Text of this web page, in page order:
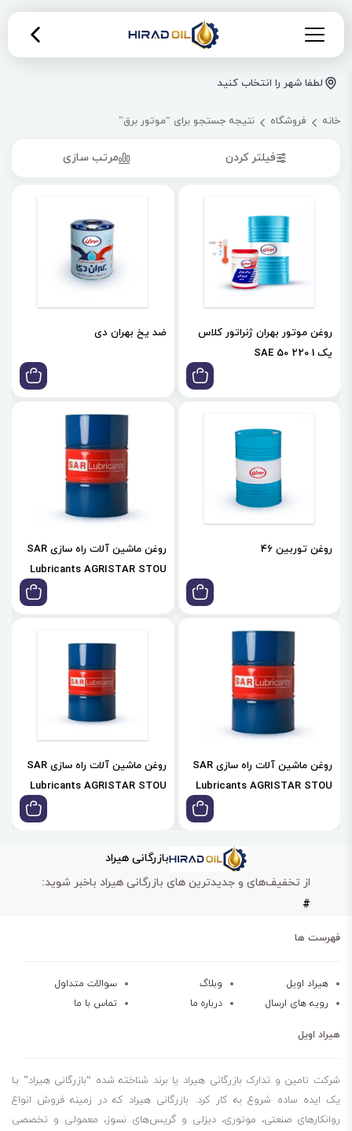
لطفا شهر را انتخاب کنید
خانه فروشگاه نتیجه جستجو برای “موتور برق”
فیلتر کردن مرتب سازی
روغن موتور بهران ژنراتور کلاس
یک 1 220 SAE 50
ضد یخ بهران دی
روغن توربین 46
روغن ماشین آلات راه سازی SAR
Lubricants AGRISTAR STOU
روغن ماشین آلات راه سازی SAR
Lubricants AGRISTAR STOU
روغن ماشین آلات راه سازی SAR
Lubricants AGRISTAR STOU
بازرگانی هیراد
از تخفیف‌های و جدیدترین های بازرگانی هیراد باخبر شوید:
#
فهرست ها
هیراد اویل وبلاگ
سوالات متداول
رویه های ارسال
درباره ما تماس با ما
هیراد اویل
شرکت تامین و تدارک بازرگانی هیراد یا برند شناخته شده “بازرگانی هیراد” بـا
یک ایده ساده شروع به کار کرد. بازرگانی هیراد که در زمینه فروش انواع
روانکارهای صنعتی، موتوری، دیزلی و گریس‌های نسوز، معمولی و تخصصی